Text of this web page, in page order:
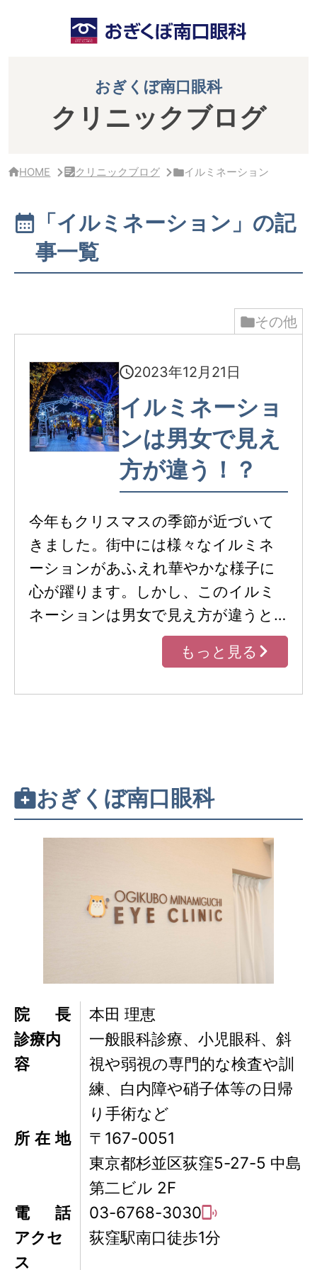
おぎくぼ南口眼科
クリニックブログ
HOME クリニックブログ イルミネーション
「イルミネーション」の記
事一覧
その他
2023年12月21日
イルミネーショ
ンは男女で見え
方が違う！？
今年もクリスマスの季節が近づいて
きました。街中には様々なイルミネ
ーションがあふえれ華やかな様子に
心が躍ります。しかし、このイルミ
ネーションは男女で見え方が違うと…
もっと見る
おぎくぼ南口眼科
院長
本田 理恵
診療内
容
一般眼科診療、小児眼科、斜
視や弱視の専門的な検査や訓
練、白内障や硝子体等の日帰
り手術など
所在地
〒167-0051
東京都杉並区荻窪5-27-5 中島
第二ビル 2F
電話
03-6768-3030
アクセ
ス
荻窪駅南口徒歩1分